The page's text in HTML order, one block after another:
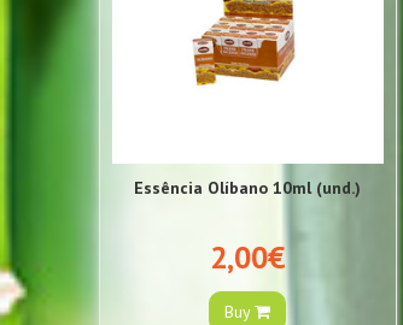
Essência Olíbano 10ml (und.)
2,00€
Buy